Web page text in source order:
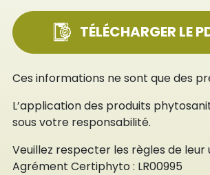
TÉLÉCHARGER LE
Ces informations ne sont que des
L’application des produits
sous votre responsabilité.
Veuillez respecter les règles de leur
Agrément Certiphyto : LR00995